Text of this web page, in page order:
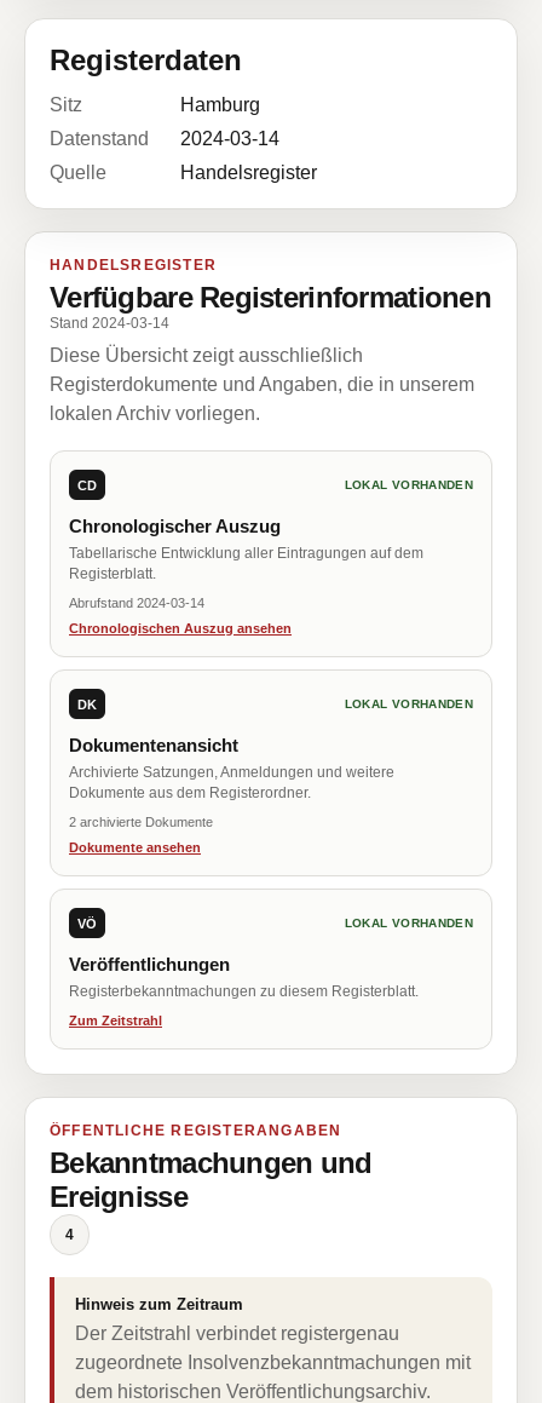
Registerdaten
Sitz
Hamburg
Datenstand
2024-03-14
Quelle
Handelsregister
HANDELSREGISTER
Verfügbare Registerinformationen
Stand 2024-03-14
Diese Übersicht zeigt ausschließlich
Registerdokumente und Angaben, die in unserem
lokalen Archiv vorliegen.
CD LOKAL VORHANDEN
Chronologischer Auszug
Tabellarische Entwicklung aller Eintragungen auf dem
Registerblatt.
Abrufstand 2024-03-14
Chronologischen Auszug ansehen
DK LOKAL VORHANDEN
Dokumentenansicht
Archivierte Satzungen, Anmeldungen und weitere
Dokumente aus dem Registerordner.
2 archivierte Dokumente
Dokumente ansehen
VÖ LOKAL VORHANDEN
Veröffentlichungen
Registerbekanntmachungen zu diesem Registerblatt.
Zum Zeitstrahl
ÖFFENTLICHE REGISTERANGABEN
Bekanntmachungen und
Ereignisse
4
Hinweis zum Zeitraum
Der Zeitstrahl verbindet registergenau
zugeordnete Insolvenzbekanntmachungen mit
dem historischen Veröffentlichungsarchiv.